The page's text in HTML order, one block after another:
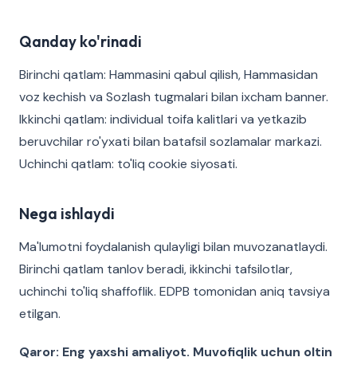
Qanday ko'rinadi
Birinchi qatlam: Hammasini qabul qilish, Hammasidan
voz kechish va Sozlash tugmalari bilan ixcham banner.
Ikkinchi qatlam: individual toifa kalitlari va yetkazib
beruvchilar ro'yxati bilan batafsil sozlamalar markazi.
Uchinchi qatlam: to'liq cookie siyosati.
Nega ishlaydi
Ma'lumotni foydalanish qulayligi bilan muvozanatlaydi.
Birinchi qatlam tanlov beradi, ikkinchi tafsilotlar,
uchinchi to'liq shaffoflik. EDPB tomonidan aniq tavsiya
etilgan.
Qaror: Eng yaxshi amaliyot. Muvofiqlik uchun oltin